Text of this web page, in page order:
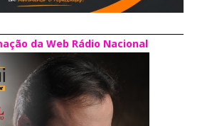
da Web Rádio Nacional